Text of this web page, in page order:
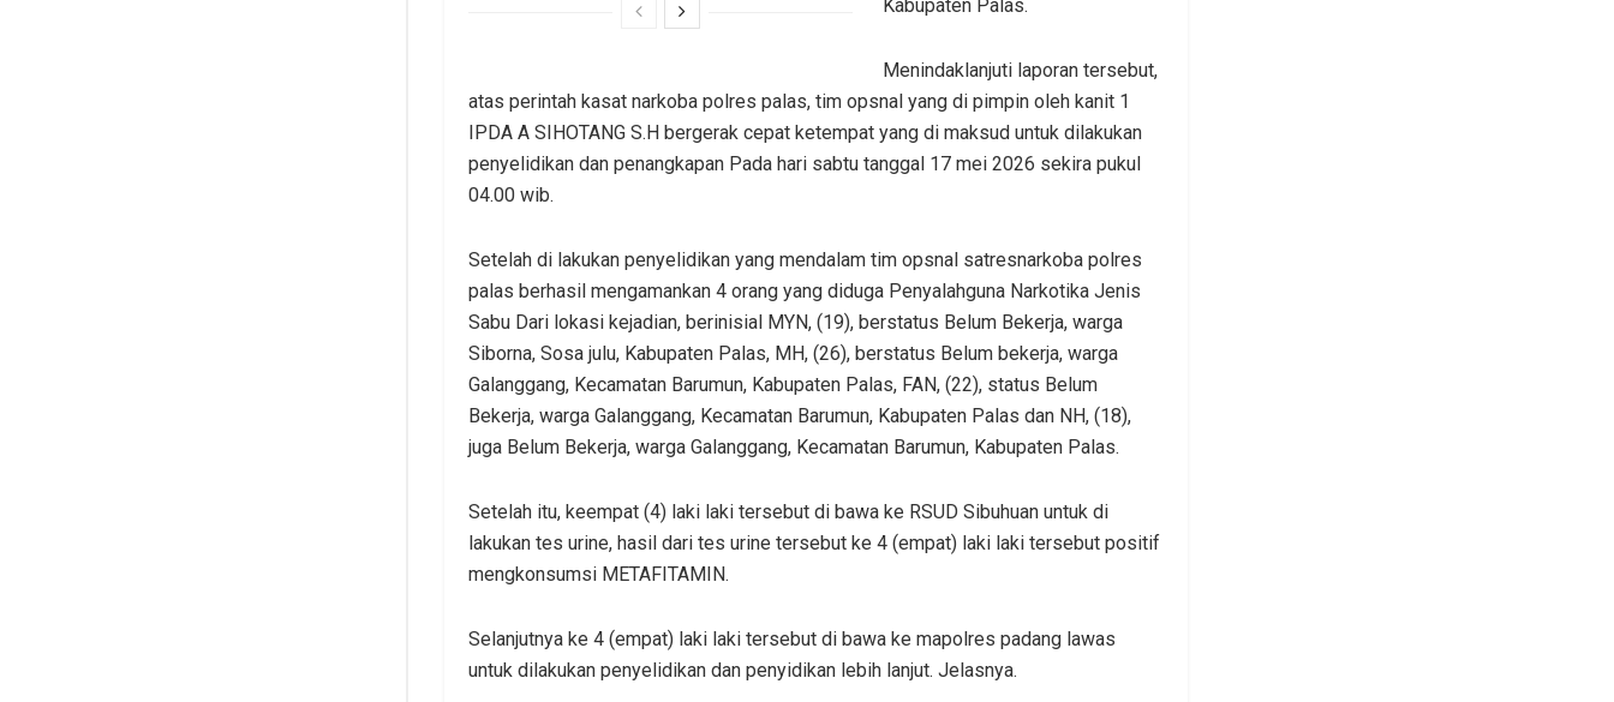
Kabupaten Palas.
Menindaklanjuti laporan tersebut,
atas perintah kasat narkoba polres palas, tim opsnal yang di pimpin oleh kanit 1
IPDA A SIHOTANG S.H bergerak cepat ketempat yang di maksud untuk dilakukan
penyelidikan dan penangkapan Pada hari sabtu tanggal 17 mei 2026 sekira pukul
04.00 wib.
Setelah di lakukan penyelidikan yang mendalam tim opsnal satresnarkoba polres
palas berhasil mengamankan 4 orang yang diduga Penyalahguna Narkotika Jenis
Sabu Dari lokasi kejadian, berinisial MYN, (19), berstatus Belum Bekerja, warga
Siborna, Sosa julu, Kabupaten Palas, MH, (26), berstatus Belum bekerja, warga
Galanggang, Kecamatan Barumun, Kabupaten Palas, FAN, (22), status Belum
Bekerja, warga Galanggang, Kecamatan Barumun, Kabupaten Palas dan NH, (18),
juga Belum Bekerja, warga Galanggang, Kecamatan Barumun, Kabupaten Palas.
Setelah itu, keempat (4) laki laki tersebut di bawa ke RSUD Sibuhuan untuk di
lakukan tes urine, hasil dari tes urine tersebut ke 4 (empat) laki laki tersebut positif
mengkonsumsi METAFITAMIN.
Selanjutnya ke 4 (empat) laki laki tersebut di bawa ke mapolres padang lawas
untuk dilakukan penyelidikan dan penyidikan lebih lanjut. Jelasnya.